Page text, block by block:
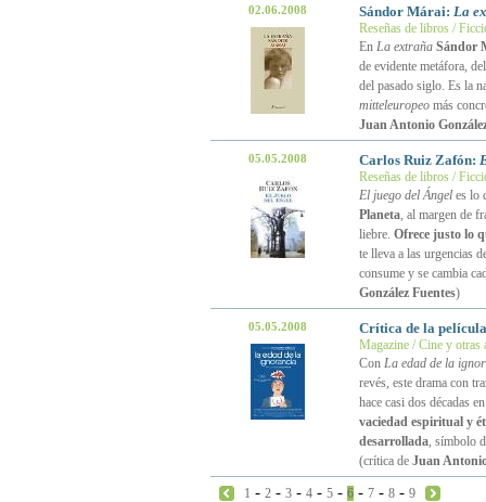
02.06.2008 Sándor Márai: La
Reseñas de libros /
En La extraña Sándor
de evidente metáfora,
del pasado siglo. Es la
mitteleuropeomás
Juan Antonio
05.05.2008 Carlos Ruiz Zafón:
Reseñas de libros /
El juego del Ángeles lo
Planeta, al margen de
liebre. Ofrece justo lo
te lleva a las urgencias
consume y se cambia
González Fuentes)
05.05.2008 Crítica de la
Magazine / Cine y otras
Con La edad de la
revés, este drama con
hace casi dos décadas
vaciedad espiritual y
desarrollada, símbolo
(crítica de Juan
1 - 2 - 3 - 4 - 5 - 6 - 7 - 8 - 9